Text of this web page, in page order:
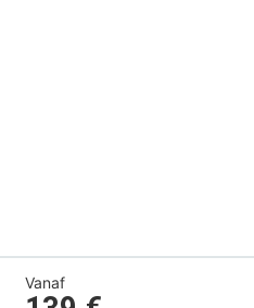
Vanaf